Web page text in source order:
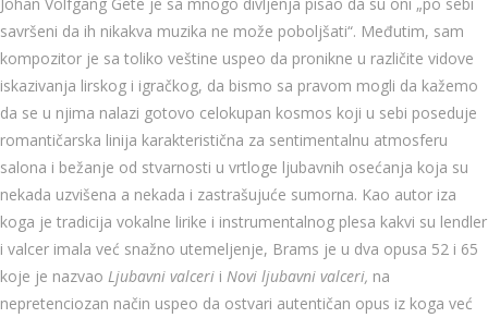
savršeni da ih nikakva muzika ne može poboljšati“. Međutim, sam
kompozitor je sa toliko veštine uspeo da pronikne u različite vidove
iskazivanja lirskog i igračkog, da bismo sa pravom mogli da kažemo
da se u njima nalazi gotovo celokupan kosmos koji u sebi poseduje
romantičarska linija karakteristična za sentimentalnu atmosferu
salona i bežanje od stvarnosti u vrtloge ljubavnih osećanja koja su
nekada uzvišena a nekada i zastrašujuće sumorna. Kao autor iza
koga je tradicija vokalne lirike i instrumentalnog plesa kakvi su lendler
i valcer imala već snažno utemeljenje, Brams je u dva opusa 52 i 65
koje je nazvao Ljubavni valceri i Novi ljubavni valceri, na
nepretenciozan način uspeo da ostvari autentičan opus iz koga već